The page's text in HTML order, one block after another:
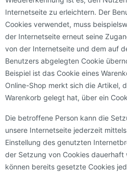
Internetseite zu erleichtern. Der
Cookies verwendet, muss
der Internetseite erneut seine
von der Internetseite und dem auf
Benutzers abgelegten Cookie
Beispiel ist das Cookie eines
Online-Shop merkt sich die Artikel,
Warenkorb gelegt hat, über ein
Die betroffene Person kann die
unsere Internetseite jederzeit
Einstellung des genutzten
der Setzung von Cookies dauerhaft
können bereits gesetzte Cookies